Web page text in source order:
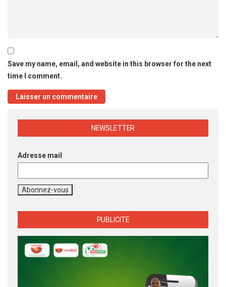
Save my name, email, and website in this browser for the next
time I comment.
NEWSLETTER
Adresse mail
PUBLICITE